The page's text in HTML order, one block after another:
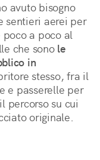
avuto bisogno
sentieri aerei per
a poco al
che sono le
in
stesso, fra il
e passerelle per
percorso su cui
originale.